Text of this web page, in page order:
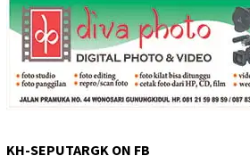
KH-SEPUTARGK ON FB